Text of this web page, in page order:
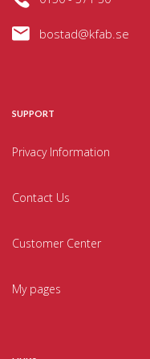
bostad@kfab.se
SUPPORT
Privacy Information
Contact Us
Customer Center
My pages